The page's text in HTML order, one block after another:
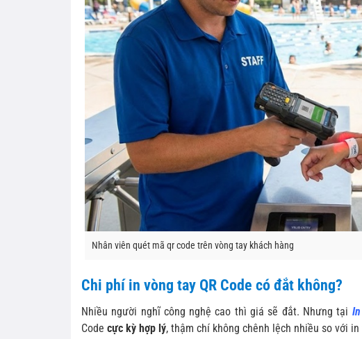
Nhân viên quét mã qr code trên vòng tay khách hàng
Chi phí in vòng tay QR Code có đắt không?
Nhiều người nghĩ công nghệ cao thì giá sẽ đắt. Nhưng tại
Code cực kỳ hợp lý, thậm chí không chênh lệch nhiều so với